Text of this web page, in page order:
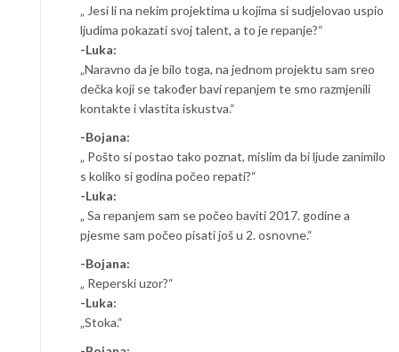
„ Jesi li na nekim projektima u kojima si sudjelovao uspio
ljudima pokazati svoj talent, a to je repanje?“
-Luka:
„Naravno da je bilo toga, na jednom projektu sam sreo
dečka koji se također bavi repanjem te smo razmjenili
kontakte i vlastita iskustva.“
-Bojana:
„ Pošto si postao tako poznat, mislim da bi ljude zanimilo
s koliko si godina počeo repati?“
-Luka:
„ Sa repanjem sam se počeo baviti 2017. godine a
pjesme sam počeo pisati još u 2. osnovne.“
-Bojana:
„ Reperski uzor?“
-Luka:
„Stoka.“